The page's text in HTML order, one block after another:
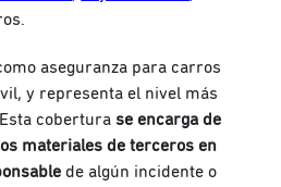
aseguranza para carros
, y representa el nivel más
coberturase encarga de
materiales de terceros en
de algún incidente o